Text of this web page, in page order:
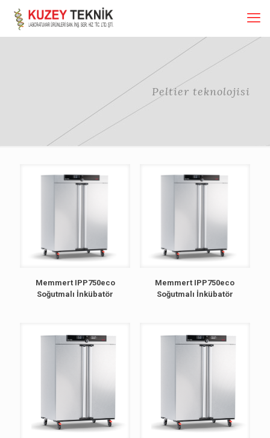
Peltier teknolojisi
Memmert IPP750eco
Soğutmalı İnkübatör
Memmert IPP750eco
Soğutmalı İnkübatör